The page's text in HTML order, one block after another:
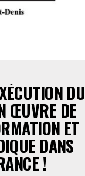
DU
ŒUVRE DE
ET
DANS
!